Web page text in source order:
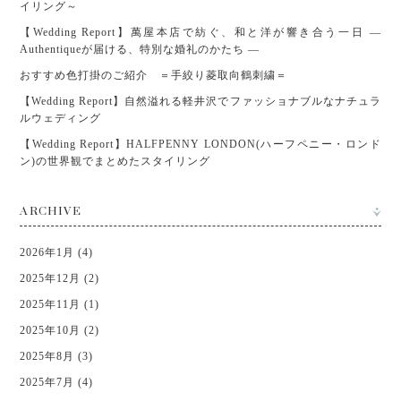
イリング～
【Wedding Report】萬屋本店で紡ぐ、和と洋が響き合う一日 ―
Authentiqueが届ける、特別な婚礼のかたち ―
おすすめ色打掛のご紹介 ＝手絞り菱取向鶴刺繍＝
【Wedding Report】自然溢れる軽井沢でファッショナブルなナチュラ
ルウェディング
【Wedding Report】HALFPENNY LONDON(ハーフペニー・ロンド
ン)の世界観でまとめたスタイリング
ARCHIVE
2026年1月 (4)
2025年12月 (2)
2025年11月 (1)
2025年10月 (2)
2025年8月 (3)
2025年7月 (4)